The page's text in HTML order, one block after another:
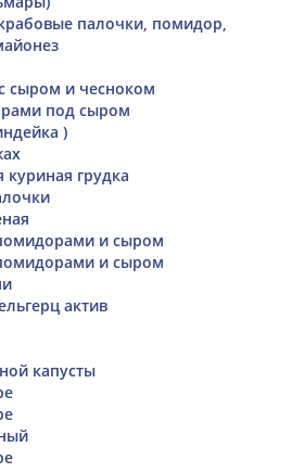
палочки, помидор,
сыром и чесноком
под сыром
)
куриная грудка
и сыром
и сыром
актив
капусты